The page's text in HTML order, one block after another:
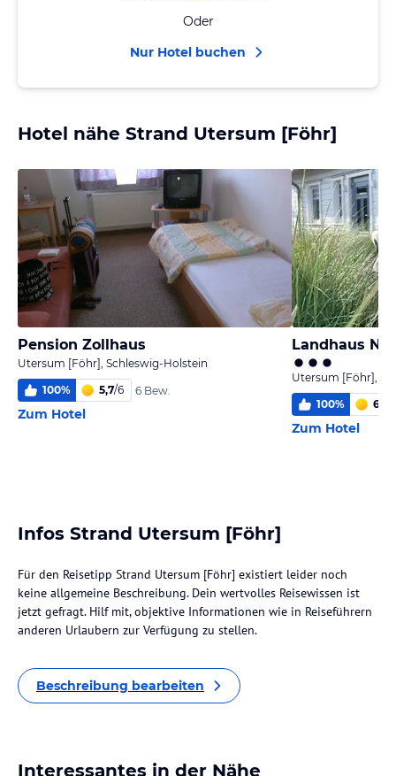
Oder
Nur Hotel buchen
Hotel nähe Strand Utersum [Föhr]
Pension Zollhaus
Utersum [Föhr], Schleswig-Holstein
100% 5,7/6 6 Bew.
Zum Hotel
Landhaus
Utersum [Föhr],
100% 6,0
Zum Hotel
Infos Strand Utersum [Föhr]
Für den Reisetipp Strand Utersum [Föhr] existiert leider noch
keine allgemeine Beschreibung. Dein wertvolles Reisewissen ist
jetzt gefragt. Hilf mit, objektive Informationen wie in Reiseführern
anderen Urlaubern zur Verfügung zu stellen.
Beschreibung bearbeiten
Interessantes in der Nähe